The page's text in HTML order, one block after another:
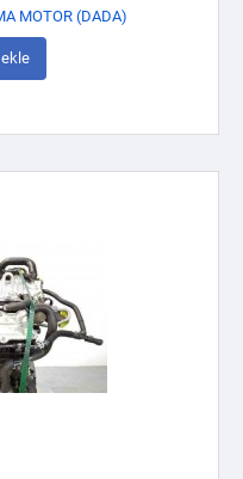
MOTOR (DADA)